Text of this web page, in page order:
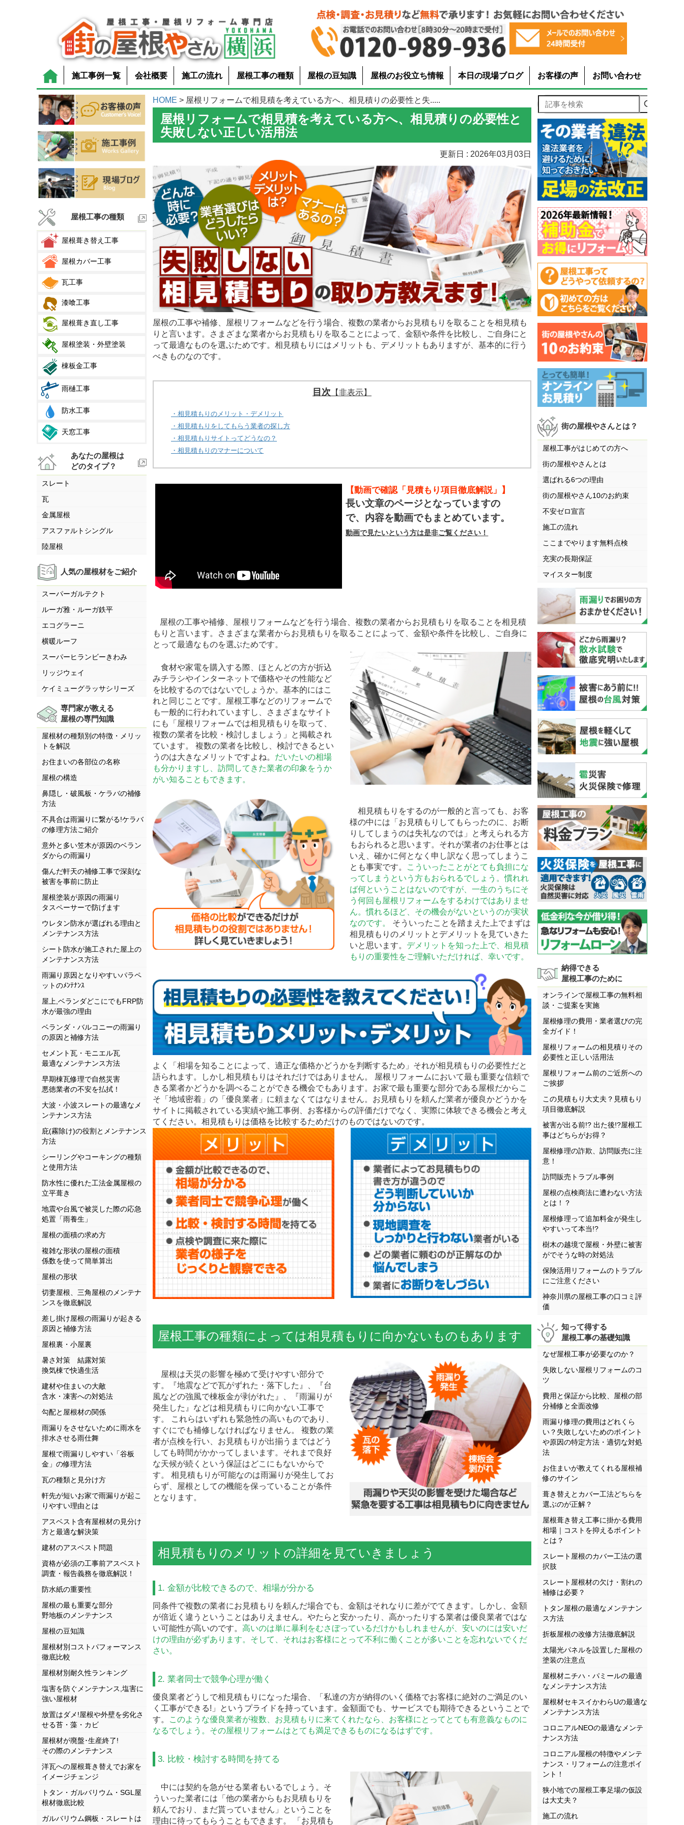
施工事例一覧 会社概要 施工の流れ 屋根工事の種類 屋根の豆知識 屋根のお役立ち情報 本日の現場ブログ お客様の声 お問い合わせ
屋根工事の種類
屋根葺き替え工事
屋根カバー工事
瓦工事
漆喰工事
屋根葺き直し工事
屋根塗装・外壁塗装
棟板金工事
雨樋工事
防水工事
天窓工事
あなたの屋根は
どのタイプ？
スレート
瓦
金属屋根
アスファルトシングル
陸屋根
人気の屋根材をご紹介
スーパーガルテクト
ルーガ雅・ルーガ鉄平
エコグラーニ
横暖ルーフ
スーパーヒランビーきわみ
リッジウェイ
ケイミューグラッサシリーズ
専門家が教える
屋根の専門知識
屋根材の種類別の特徴・メリッ
トを解説
お住まいの各部位の名称
屋根の構造
鼻隠し・破風板・ケラバの補修
方法
不具合は雨漏りに繋がる!ケラバ
の修理方法ご紹介
意外と多い笠木が原因のベラン
ダからの雨漏り
傷んだ軒天の補修工事で深刻な
被害を事前に防止
屋根塗装が原因の雨漏り
タスペーサーで防げます
ウレタン防水が選ばれる理由と
メンテナンス方法
シート防水が施工された屋上の
メンテナンス方法
雨漏り原因となりやすいパラペ
ットのﾒﾝﾃﾅﾝｽ
屋上,ベランダどこにでもFRP防
水が最強の理由
ベランダ・バルコニーの雨漏り
の原因と補修方法
セメント瓦・モニエル瓦
最適なメンテナンス方法
早期棟瓦修理で自然災害
悪徳業者の不安を払拭！
大波・小波スレートの最適なメ
ンテナンス方法
庇(霧除け)の役割とメンテナンス
方法
シーリングやコーキングの種類
と使用方法
防水性に優れた工法金属屋根の
立平葺き
地震や台風で被災した際の応急
処置「雨養生」
屋根の面積の求め方
複雑な形状の屋根の面積
係数を使って簡単算出
屋根の形状
切妻屋根、三角屋根のメンテナ
ンスを徹底解説
差し掛け屋根の雨漏りが起きる
原因と補修方法
屋根裏・小屋裏
暑さ対策 結露対策
換気棟で快適生活
建材や住まいの大敵
含水・凍害への対処法
勾配と屋根材の関係
雨漏りをさせないために雨水を
排水させる雨仕舞
屋根で雨漏りしやすい「谷板
金」の修理方法
瓦の種類と見分け方
軒先が短いお家で雨漏りが起こ
りやすい理由とは
アスベスト含有屋根材の見分け
方と最適な解決策
建材のアスベスト問題
資格が必須の工事前アスベスト
調査・報告義務を徹底解説！
防水紙の重要性
屋根の最も重要な部分
野地板のメンテナンス
屋根の豆知識
屋根材別コストパフォーマンス
徹底比較
屋根材別耐久性ランキング
塩害を防ぐメンテナンス,塩害に
強い屋根材
放置はダメ!屋根や外壁を劣化さ
せる苔・藻・カビ
屋根材が廃盤･生産終了!
その際のメンテナンス
洋瓦への屋根葺き替えでお家を
イメージチェンジ
トタン・ガルバリウム・SGL屋
根材徹底比較
ガルバリウム鋼板・スレートは
HOME > 屋根リフォームで相見積を考えている方へ、相見積りの必要性と失.....
屋根リフォームで相見積を考えている方へ、相見積りの必要性と
失敗しない正しい活用法
更新日 : 2026年03月03日
屋根の工事や補修、屋根リフォームなどを行う場合、複数の業者からお見積もりを取ることを相見積も
りと言います。さまざまな業者からお見積もりを取ることによって、金額や条件を比較し、ご自身にと
って最適なものを選ぶためです。相見積もりにはメリットも、デメリットもありますが、基本的に行う
べきものなのです。
目次 【非表示】
・相見積もりのメリット・デメリット
・相見積もりをしてもらう業者の探し方
・相見積もりサイトってどうなの？
・相見積もりのマナーについて
【動画で確認「見積もり項目徹底解説」】
長い文章のページとなっていますの
で、内容を動画でもまとめています。
動画で見たいという方は是非ご覧ください！
屋根の工事や補修、屋根リフォームなどを行う場合、複数の業者からお見積もりを取ることを相見積
もりと言います。さまざまな業者からお見積もりを取ることによって、金額や条件を比較し、ご自身に
とって最適なものを選ぶためです。
食材や家電を購入する際、ほとんどの方が折込
みチラシやインターネットで価格やその性能など
を比較するのではないでしょうか。基本的にはこ
れと同じことです。屋根工事などのリフォームで
も一般的に行われていますし、さまざまなサイト
にも「屋根リフォームでは相見積もりを取って、
複数の業者を比較・検討しましょう」と掲載され
ています。 複数の業者を比較し、検討できるとい
うのは大きなメリットですよね。 だいたいの相場
も分かりますし、訪問してきた業者の印象をうか
がい知ることもできます。
相見積もりをするのが一般的と言っても、お客
様の中には「お見積もりしてもらったのに、お断
りしてしまうのは失礼なのでは」と考えられる方
もおられると思います。それが業者のお仕事とは
いえ、確かに何となく申し訳なく思ってしまうこ
とも事実です。
こういったことがとても負担にな
ってしまうという方もおられるでしょう。慣れれ
ば何ということはないのですが、一生のうちにそ
う何回も屋根リフォームをするわけではありませ
ん。慣れるほど、その機会がないというのが実状
なのです。
そういったことを踏まえた上でまずは
相見積もりのメリットとデメリットを見ていきた
いと思います。 デメリットを知った上で、相見積
もりの重要性をご理解いただければ、幸いです。
よく「相場を知ることによって、適正な価格かどうかを判断するため」それが相見積もりの必要性だと
語られます。しかし相見積もりはそれだけではありません。 屋根リフォームにおいて最も重要な信頼で
きる業者かどうかを調べることができる機会でもあります。お家で最も重要な部分である屋根だからこ
そ「地域密着」の「優良業者」に頼まなくてはなりません。お見積もりを頼んだ業者が優良かどうかを
サイトに掲載されている実績や施工事例、お客様からの評価だけでなく、実際に体験できる機会と考え
てください。相見積もりは価格を比較するためだけのものではないのです。
屋根工事の種類によっては相見積もりに向かないものもあります
屋根は天災の影響を極めて受けやすい部分で
す。『地震などで瓦がずれた・落下した』、『台
風などの強風で棟板金が剥がれた』、『雨漏りが
発生した』などは相見積もりに向かない工事で
す。 これらはいずれも緊急性の高いものであり、
すぐにでも補修しなければなりません。 複数の業
者が点検を行い、お見積もりが出揃うまではどう
しても時間がかかってしまいます。それまで良好
な天候が続くという保証はどこにもないからで
す。 相見積もりが可能なのは雨漏りが発生してお
らず、屋根としての機能を保っていることが条件
となります。
相見積もりのメリットの詳細を見ていきましょう
1. 金額が比較できるので、相場が分かる
同条件で複数の業者にお見積もりを頼んだ場合でも、金額はそれなりに差がでてきます。しかし、金額
が倍近く違うということはありえません。やたらと安かったり、高かったりする業者は優良業者ではな
い可能性が高いのです。 高いのは単に暴利をむさぼっているだけかもしれませんが、安いのには安いだ
けの理由が必ずあります。そして、それはお客様にとって不利に働くことが多いことを忘れないでくだ
さい。
2. 業者同士で競争心理が働く
優良業者どうしで相見積もりになった場合、「私達の方が納得のいく価格でお客様に絶対のご満足のい
く工事ができる!」というプライドを持っています。金額面でも、サービスでも期待できるということで
す。
このような優良業者が複数、お見積もりに来てくれたなら、お客様にとってとても有意義なものに
なるでしょう。その屋根リフォームはとても満足できるものになるはずです。
3. 比較・検討する時間を持てる
中には契約を急がせる業者もいるでしょう。そ
ういった業者には「他の業者からもお見積もりを
頼んでおり、まだ貰っていません」ということを
理由に待ってもらうこともできます。 「お見積も
記事を検索
街の屋根やさんとは？
屋根工事がはじめての方へ
街の屋根やさんとは
選ばれる6つの理由
街の屋根やさん10のお約束
不安ゼロ宣言
施工の流れ
ここまでやります無料点検
充実の長期保証
マイスター制度
納得できる
屋根工事のために
オンラインで屋根工事の無料相
談・ご提案を実施
屋根修理の費用・業者選びの完
全ガイド！
屋根リフォームの相見積りその
必要性と正しい活用法
屋根リフォーム前のご近所への
ご挨拶
この見積もり大丈夫？見積もり
項目徹底解説
被害が出る前!? 出た後!?屋根工
事はどちらがお得？
屋根修理の詐欺、訪問販売に注
意！
訪問販売トラブル事例
屋根の点検商法に遭わない方法
とは！？
屋根修理って追加料金が発生し
やすいって本当!?
樹木の越境で屋根・外壁に被害
がでそうな時の対処法
保険活用リフォームのトラブル
にご注意ください
神奈川県の屋根工事の口コミ評
価
知って得する
屋根工事の基礎知識
なぜ屋根工事が必要なのか？
失敗しない屋根リフォームのコ
ツ
費用と保証から比較、屋根の部
分補修と全面改修
雨漏り修理の費用はどれくら
い？失敗しないためのポイント
や原因の特定方法・適切な対処
法
お住まいが教えてくれる屋根補
修のサイン
葺き替えとカバー工法どちらを
選ぶのが正解？
屋根葺き替え工事に掛かる費用
相場｜コストを抑えるポイント
とは？
スレート屋根のカバー工法の選
択肢
スレート屋根材の欠け・割れの
補修は必要？
トタン屋根の最適なメンテナン
ス方法
折板屋根の改修方法徹底解説
太陽光パネルを設置した屋根の
塗装の注意点
屋根材ニチハ・パミールの最適
なメンテナンス方法
屋根材セキスイかわらUの最適な
メンテナンス方法
コロニアルNEOの最適なメンテ
ナンス方法
コロニアル屋根の特徴やメンテ
ナンス・リフォームの注意ポイ
ント！
狭小地での屋根工事足場の仮設
は大丈夫？
施工の流れ